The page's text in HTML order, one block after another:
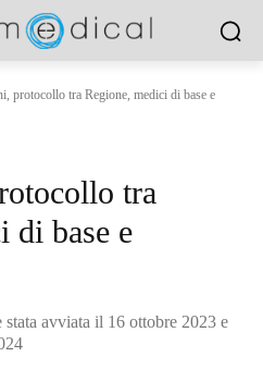
protocollo tra Regione, medici di base e
tra
di base e
avviata il 16 ottobre 2023 e